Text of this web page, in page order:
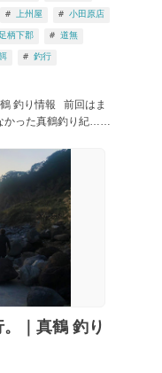
上州屋 小田原店
足柄下郡 道無
釣行
釣り情報 前回はま
かった真鶴釣り紀……
｜真鶴 釣り